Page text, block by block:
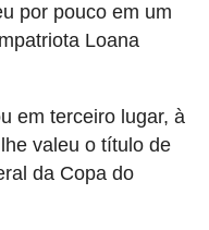
por pouco em um
Loana
em terceiro lugar, à
valeu o título de
da Copa do